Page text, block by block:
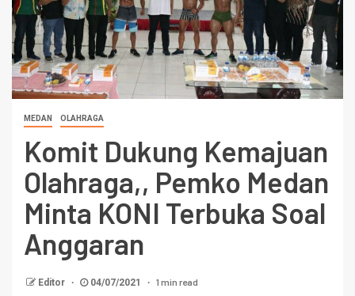
MEDAN OLAHRAGA
Komit Dukung Kemajuan
Olahraga,, Pemko Medan
Minta KONI Terbuka Soal
Anggaran
Editor 04/07/2021 1 min read